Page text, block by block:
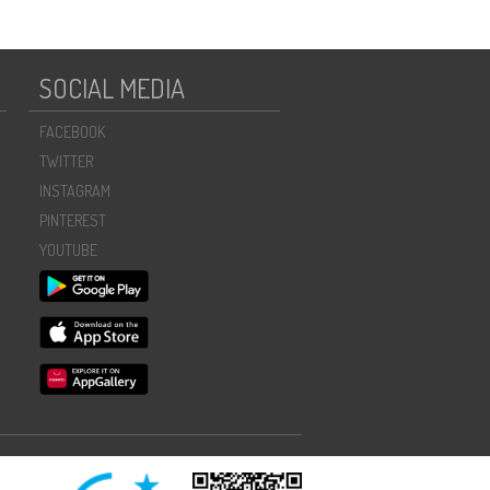
SOCIAL MEDIA
FACEBOOK
TWITTER
INSTAGRAM
PINTEREST
YOUTUBE